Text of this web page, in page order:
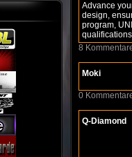
Advance
design,
program,
8
Moki
0
Q-Diamond